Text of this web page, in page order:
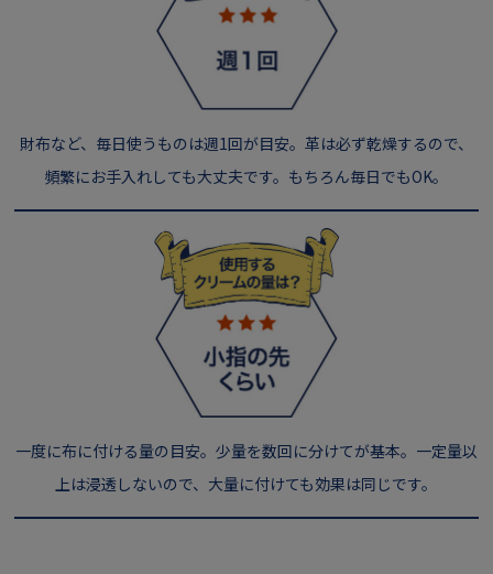
財布など、毎日使うものは週1回が目安。革は必ず乾燥するので、
頻繁にお手入れしても大丈夫です。もちろん毎日でもOK。
一度に布に付ける量の目安。少量を数回に分けてが基本。一定量以
上は浸透しないので、大量に付けても効果は同じです。